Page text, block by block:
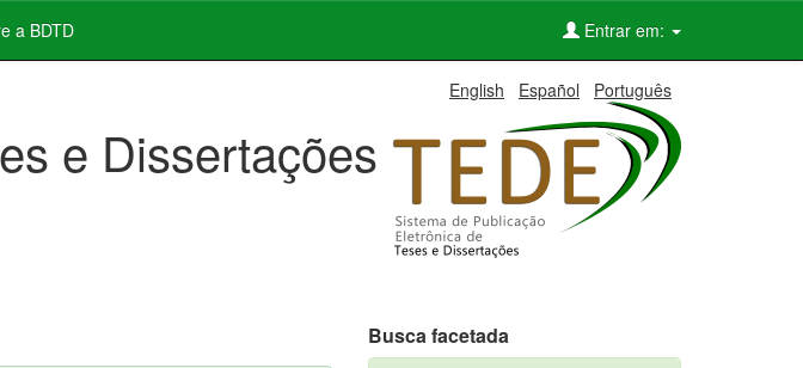
a BDTD Entrar em:
English Español Português
e Dissertações
Busca facetada